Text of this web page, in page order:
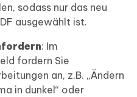
sodass nur das neu
ausgewählt ist.
: Im
fordern Sie
an, z.B. „Ändern
in dunkel“ oder